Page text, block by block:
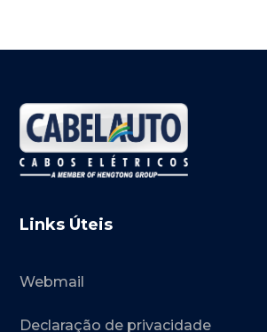
Links Úteis
Webmail
Declaração de privacidade